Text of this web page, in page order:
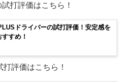
打評価はこちら！
ドライバーの試打評価！安定感を
すめ！
打評価はこちら！